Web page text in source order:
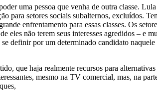
uma pessoa que venha de outra classe.
para setores sociais subalternos, excluídos.
enfrentamento para essas classes. Os
eles não terem seus interesses agredidos – e
definir por um determinado candidato
que haja realmente recursos para
mesmo na TV comercial, mas, na